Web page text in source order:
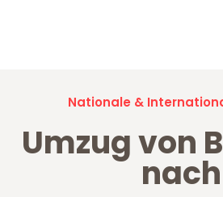
Nationale &
Umzug von
nach